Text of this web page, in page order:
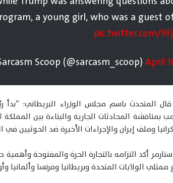
a young girl, who was a guest
pic.twitter.com/
April
المتحدث باسم مجلس الوزراء البريطاني: “بدأ
بمناقشة المحادثات الجارية والبناءة بين المملكة
وملف إيران والإجراءات الأخيرة ضد الحوثيين في
أكد التزامه بالتجارة الحرة والمفتوحة
ممثلي الولايات المتحدة وبريطانيا وفرنسا وألمانيا